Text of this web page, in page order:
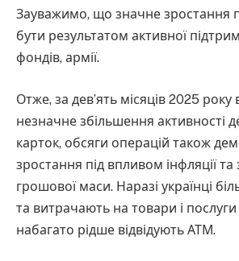
Зауважимо, що значне зростання
бути результатом активної
фондів, армії.
Отже, за дев’ять місяців 2025 року
незначне збільшення активності
карток, обсяги операцій також
зростання під впливом інфляції
грошової маси. Наразі українці
та витрачають на товари і послуги
набагато рідше відвідують АТМ.